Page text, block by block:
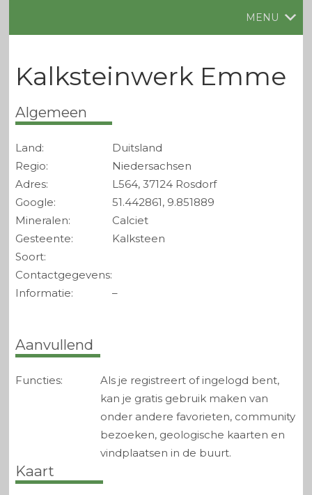
MENU
Kalksteinwerk Emme
Algemeen
Land:
Duitsland
Regio:
Niedersachsen
Adres:
L564, 37124 Rosdorf
Google:
51.442861, 9.851889
Mineralen:
Calciet
Gesteente:
Kalksteen
Soort:
Contactgegevens:
Informatie:
–
Aanvullend
Functies:
Als je registreert of ingelogd bent,
kan je gratis gebruik maken van
onder andere favorieten, community
bezoeken, geologische kaarten en
vindplaatsen in de buurt.
Kaart